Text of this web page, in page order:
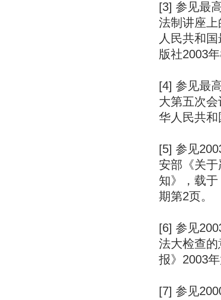
[3] 参见最
法制讲座
人民共和
版社2003
[4] 参见最
大第五次
华人民共
[5] 参见
安部《关
知》，载
期第2页。
[6] 参见
法大检查
报》2003
[7] 参见